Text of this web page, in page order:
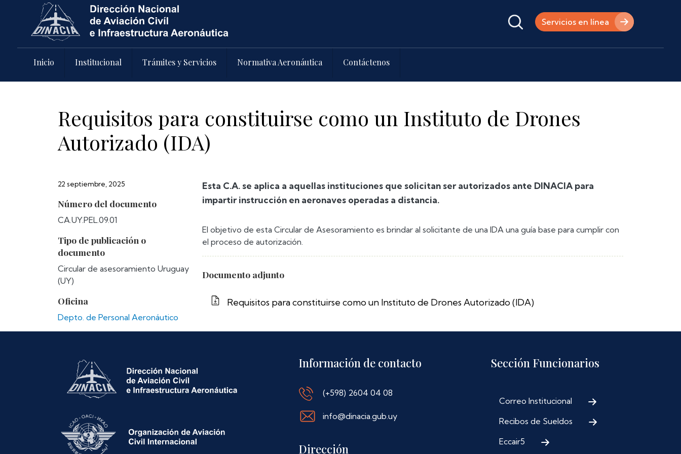
Pasar al contenido principal
Servicios en línea
Inicio Institucional Trámites y Servicios Normativa Aeronáutica Contáctenos
Requisitos para constituirse como un Instituto de Drones
Autorizado (IDA)
22 septiembre, 2025
Número del documento
CA.UY.PEL.09.01
Tipo de publicación o
documento
Circular de asesoramiento Uruguay
(UY)
Oficina
Depto. de Personal Aeronáutico
Esta C.A. se aplica a aquellas instituciones que solicitan ser autorizados ante DINACIA para
impartir instrucción en aeronaves operadas a distancia.
El objetivo de esta Circular de Asesoramiento es brindar al solicitante de una IDA una guía base para cumplir con
el proceso de autorización.
Documento adjunto
Requisitos para constituirse como un Instituto de Drones Autorizado (IDA)
Información de contacto
(+598) 2604 04 08
info@dinacia.gub.uy
Dirección
Sección Funcionarios
Correo Institucional
Recibos de Sueldos
Eccair5